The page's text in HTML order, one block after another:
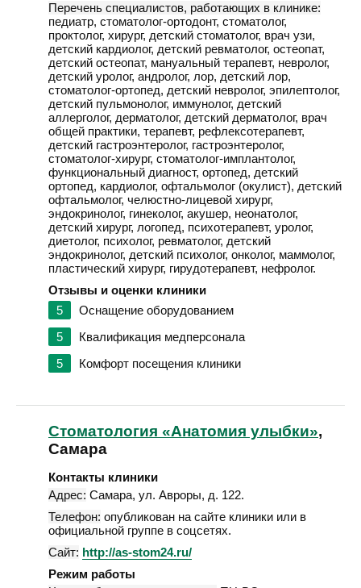
Перечень специалистов, работающих в клинике:
педиатр, стоматолог-ортодонт, стоматолог,
проктолог, хирург, детский стоматолог, врач узи,
детский кардиолог, детский ревматолог, остеопат,
детский остеопат, мануальный терапевт, невролог,
детский уролог, андролог, лор, детский лор,
стоматолог-ортопед, детский невролог, эпилептолог,
детский пульмонолог, иммунолог, детский
аллерголог, дерматолог, детский дерматолог, врач
общей практики, терапевт, рефлексотерапевт,
детский гастроэнтеролог, гастроэнтеролог,
стоматолог-хирург, стоматолог-имплантолог,
функциональный диагност, ортопед, детский
ортопед, кардиолог, офтальмолог (окулист), детский
офтальмолог, челюстно-лицевой хирург,
эндокринолог, гинеколог, акушер, неонатолог,
детский хирург, логопед, психотерапевт, уролог,
диетолог, психолог, ревматолог, детский
эндокринолог, детский психолог, онколог, маммолог,
пластический хирург, гирудотерапевт, нефролог.
Отзывы и оценки клиники
5
Оснащение оборудованием
5
Квалификация медперсонала
5
Комфорт посещения клиники
Стоматология «Анатомия улыбки»,
Самара
Контакты клиники
Адрес: Самара, ул. Авроры, д. 122.
Телефон: опубликован на сайте клиники или в
официальной группе в соцсетях.
Сайт: http://as-stom24.ru/
Режим работы